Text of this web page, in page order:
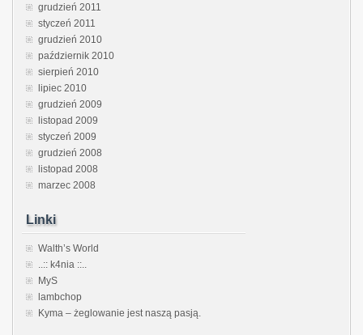
grudzień 2011
styczeń 2011
grudzień 2010
październik 2010
sierpień 2010
lipiec 2010
grudzień 2009
listopad 2009
styczeń 2009
grudzień 2008
listopad 2008
marzec 2008
Linki
Walth’s World
..:: k4nia ::..
MyS
lambchop
Kyma – żeglowanie jest naszą pasją.